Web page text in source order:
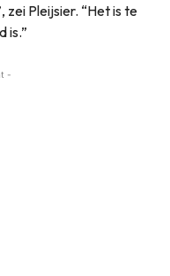
zei Pleijsier. “Het is te
is.”
-